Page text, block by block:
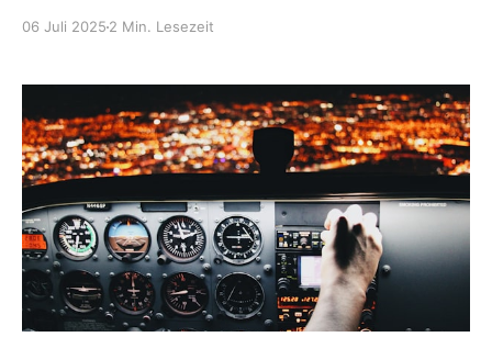
Ubuntu 24.04 LTS Server (Root-Zugriff oder sudo) *
Mindestens
06 Juli 2025 2 Min. Lesezeit